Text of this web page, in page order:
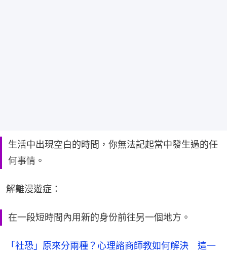
生活中出現空白的時間，你無法記起當中發生過的任
何事情。
解離漫遊症：
在一段短時間內用新的身份前往另一個地方。
「社恐」原來分兩種？心理諮商師教如何解決 這一